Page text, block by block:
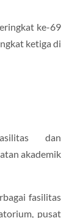
ke-69
ketiga di
dan
akademik
fasilitas
pusat